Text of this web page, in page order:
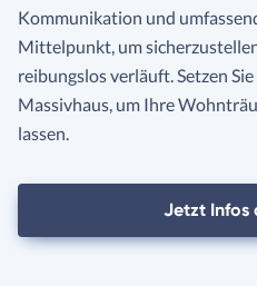
Kommunikation und
Mittelpunkt, um
reibungslos verläuft. Setzen
Massivhaus, um Ihre
lassen.
Jetzt Infos